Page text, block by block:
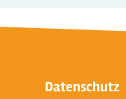
Datenschutz